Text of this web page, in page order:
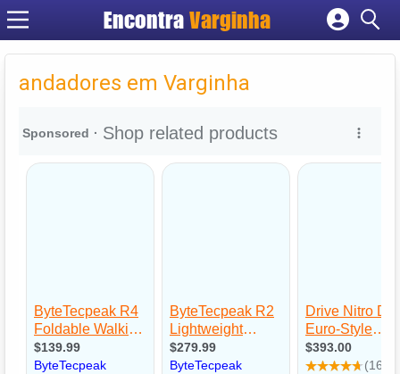
EncontraVarginha
Cadastrar empresa
Criar conta
andadores em Varginha